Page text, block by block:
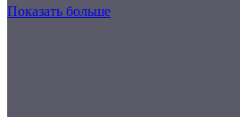
Показать больше